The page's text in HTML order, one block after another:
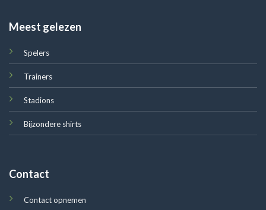
Meest gelezen
Spelers
Trainers
Stadions
Bijzondere shirts
Contact
Contact opnemen